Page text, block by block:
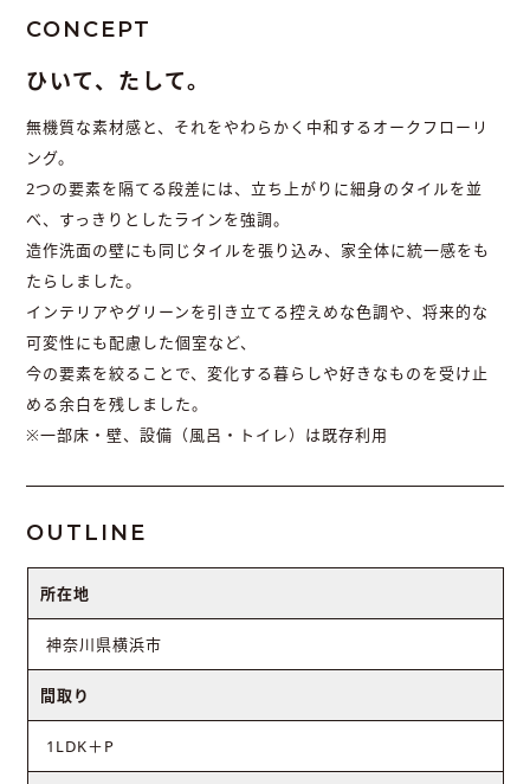
CONCEPT
ひいて、たして。
無機質な素材感と、それをやわらかく中和するオークフローリ
ング。
2つの要素を隔てる段差には、立ち上がりに細身のタイルを並
べ、すっきりとしたラインを強調。
造作洗面の壁にも同じタイルを張り込み、家全体に統一感をも
たらしました。
インテリアやグリーンを引き立てる控えめな色調や、将来的な
可変性にも配慮した個室など、
今の要素を絞ることで、変化する暮らしや好きなものを受け止
める余白を残しました。
※一部床・壁、設備（風呂・トイレ）は既存利用
OUTLINE
所在地
神奈川県横浜市
間取り
1LDK＋P